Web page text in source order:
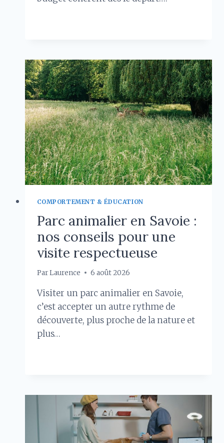
COÛTS
D’ACQUISITION
ET
D’ENTRETIEN
COMPORTEMENT & ÉDUCATION
Parc animalier en Savoie :
nos conseils pour une
visite respectueuse
Par Laurence 6 août 2026
Visiter un parc animalier en Savoie,
c’est accepter un autre rythme de
découverte, plus proche de la nature et
plus…
:
NOS
CONSEILS
POUR
UNE